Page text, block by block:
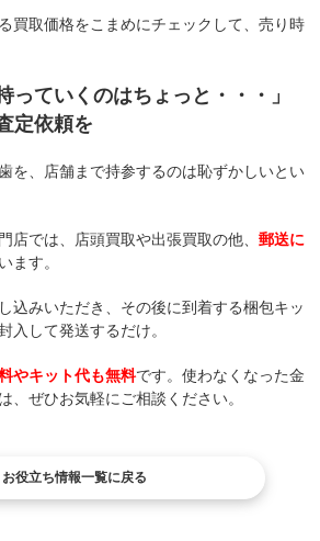
買取価格をこまめにチェックして、売り時
っていくのはちょっと・・・」
定依頼を
を、店舗まで持参するのは恥ずかしいとい
店では、店頭買取や出張買取の他、 郵送に
ます。
込みいただき、その後に到着する梱包キッ
入して発送するだけ。
やキット代も無料です。使わなくなった金
、ぜひお気軽にご相談ください。
お役立ち情報一覧に戻る